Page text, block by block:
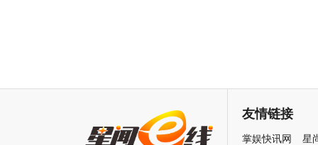
友情链接
掌娱快讯网
星